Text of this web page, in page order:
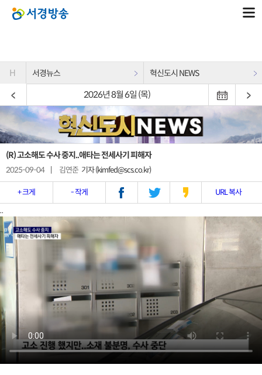
H 서경뉴스 혁신도시 NEWS
2026년 8월 6일 (목)
(R) 고소해도 수사 중지..애타는 전세사기 피해자
2025-09-04 김연준 기자 (kimfed@scs.co.kr)
+ 크게 - 작게 URL 복사
..